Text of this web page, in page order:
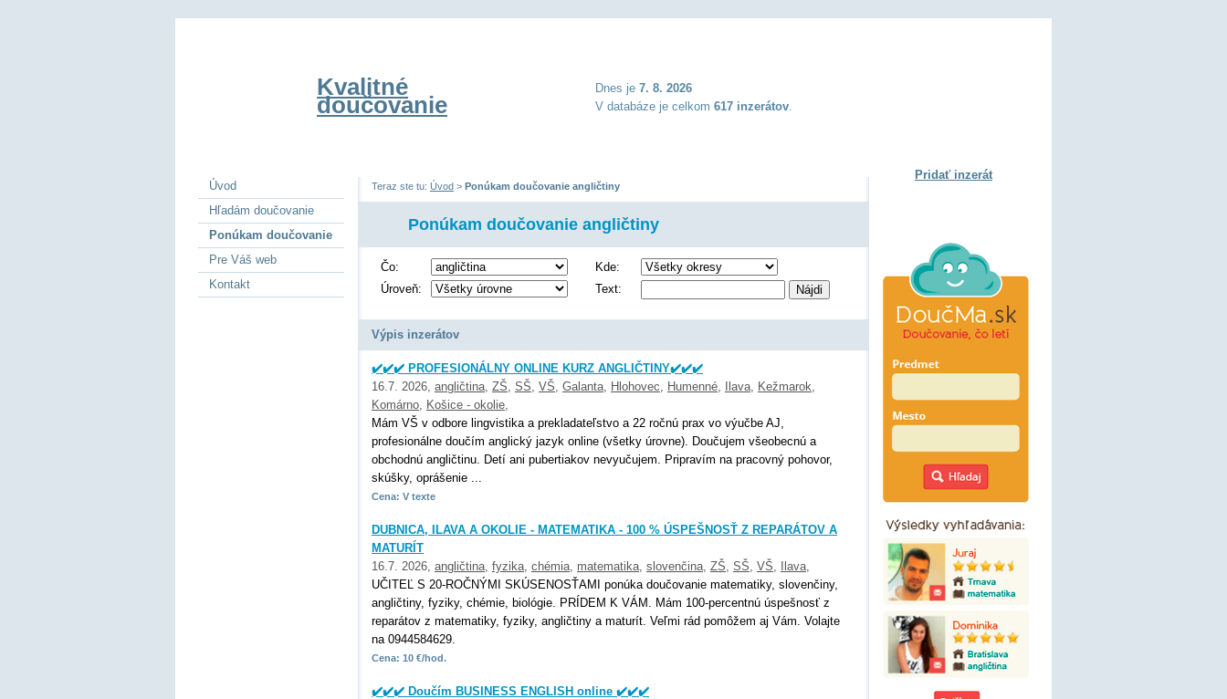
Kvalitné
doučovanie
Dnes je 7. 8. 2026
V databáze je celkom 617 inzerátov.
Teraz ste tu: Úvod > Ponúkam doučovanie angličtiny
Ponúkam doučovanie angličtiny
Čo:
Kde:
Úroveň:
Text:
Výpis inzerátov
✔️✔️✔️ PROFESIONÁLNY ONLINE KURZ ANGLIČTINY✔️✔️✔️
16.7. 2026, angličtina, ZŠ, SŠ, VŠ, Galanta, Hlohovec, Humenné, Ilava, Kežmarok,
Komárno, Košice - okolie,
Mám VŠ v odbore lingvistika a prekladateľstvo a 22 ročnú prax vo výučbe AJ,
profesionálne doučím anglický jazyk online (všetky úrovne). Doučujem všeobecnú a
obchodnú angličtinu. Detí ani pubertiakov nevyučujem. Pripravím na pracovný pohovor,
skúšky, oprášenie ...
Cena: V texte
DUBNICA, ILAVA A OKOLIE - MATEMATIKA - 100 % ÚSPEŠNOSŤ Z REPARÁTOV A
MATURÍT
16.7. 2026, angličtina, fyzika, chémia, matematika, slovenčina, ZŠ, SŠ, VŠ, Ilava,
UČITEĽ S 20-ROČNÝMI SKÚSENOSŤAMI ponúka doučovanie matematiky, slovenčiny,
angličtiny, fyziky, chémie, biológie. PRÍDEM K VÁM. Mám 100-percentnú úspešnosť z
reparátov z matematiky, fyziky, angličtiny a maturít. Veľmi rád pomôžem aj Vám. Volajte
na 0944584629.
Cena: 10 €/hod.
✔️✔️✔️ Doučím BUSINESS ENGLISH online ✔️✔️✔️
Úvod
Hľadám doučovanie
Ponúkam doučovanie
Pre Váš web
Kontakt
Pridať inzerát